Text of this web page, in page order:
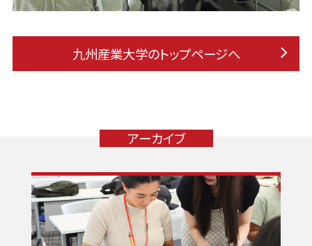
九州産業大学のトップページへ
アーカイブ